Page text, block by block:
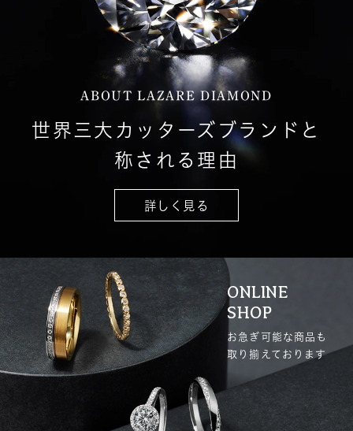
ABOUT LAZARE DIAMOND
世界三大カッターズブランドと
称される理由
詳しく見る
ONLINE
SHOP
お急ぎ可能な商品も
取り揃えております